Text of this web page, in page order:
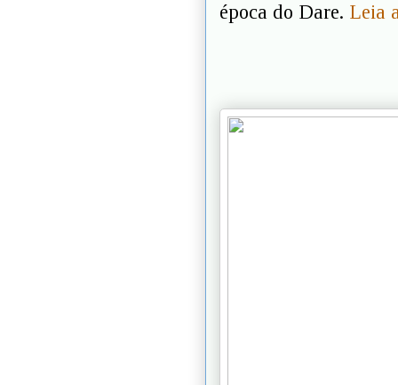
época do Dare. Leia